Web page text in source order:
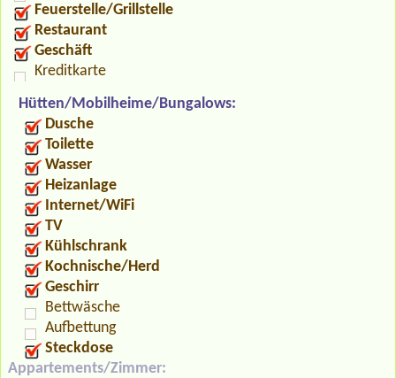
Feuerstelle/Grillstelle
Restaurant
Geschäft
Kreditkarte
Hütten/Mobilheime/Bungalows:
Dusche
Toilette
Wasser
Heizanlage
Internet/WiFi
TV
Kühlschrank
Kochnische/Herd
Geschirr
Bettwäsche
Aufbettung
Steckdose
Appartements/Zimmer: